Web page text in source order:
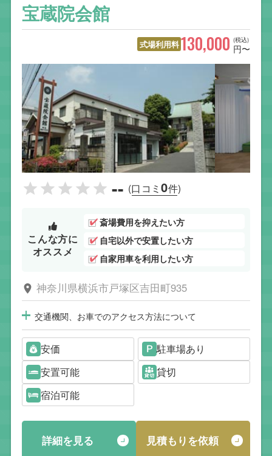
宝蔵院会館
式場利用料 (税込)
130,000 円〜
-- (口コミ0件)
こんな方に
オススメ
斎場費用を抑えたい方
自宅以外で安置したい方
自家用車を利用したい方
神奈川県横浜市戸塚区吉田町935
交通機関、お車でのアクセス方法について
安価
駐車場あり
安置可能
貸切
宿泊可能
詳細を見る 見積もりを依頼